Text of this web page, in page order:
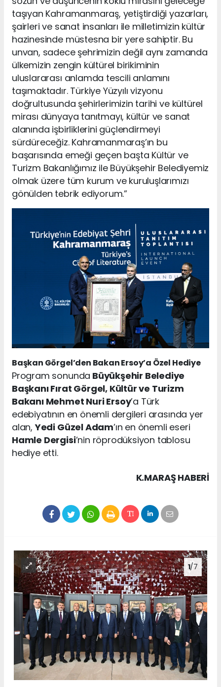
taşıyan Kahramanmaraş, yetiştirdiği yazarları,
şairleri ve sanat insanları ile milletimizin kültür
hazinesinde müstesna bir yere sahiptir. Bu
unvan, sadece şehrimizin değil aynı zamanda
ülkemizin zengin kültürel birikiminin
uluslararası anlamda tescili anlamını
taşımaktadır. Türkiye Yüzyılı vizyonu
doğrultusunda şehirlerimizin tarihi ve kültürel
mirası dünyaya tanıtmayı, kültür ve sanat
alanında işbirliklerini güçlendirmeyi
sürdüreceğiz. Kahramanmaraş’ın bu
başarısında emeği geçen başta Kültür ve
Turizm Bakanlığımız ile Büyükşehir Belediyemiz
olmak üzere tüm kurum ve kuruluşlarımızı
gönülden tebrik ediyorum.”
Başkan Görgel’den Bakan Ersoy’a Özel Hediye
Program sonunda Büyükşehir Belediye
Başkanı Fırat Görgel, Kültür ve Turizm
Bakanı Mehmet Nuri Ersoy’a Türk
edebiyatının en önemli dergileri arasında yer
alan,Yedi Güzel Adam’ın en önemli eseri
Hamle Dergisi’nin röprodüksiyon tablosu
hediye etti.
K.MARAŞ HABERİ
1/7